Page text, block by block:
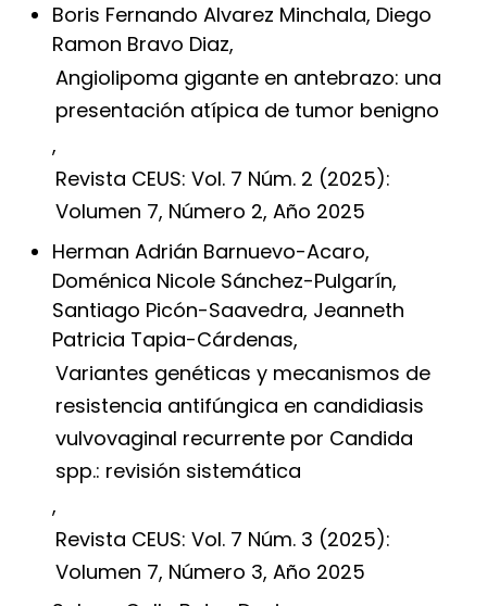
Boris Fernando Alvarez Minchala, Diego
Ramon Bravo Diaz,
Angiolipoma gigante en antebrazo: una
presentación atípica de tumor benigno
,
Revista CEUS: Vol. 7 Núm. 2 (2025):
Volumen 7, Número 2, Año 2025
Herman Adrián Barnuevo-Acaro,
Doménica Nicole Sánchez-Pulgarín,
Santiago Picón-Saavedra, Jeanneth
Patricia Tapia-Cárdenas,
Variantes genéticas y mecanismos de
resistencia antifúngica en candidiasis
vulvovaginal recurrente por Candida
spp.: revisión sistemática
,
Revista CEUS: Vol. 7 Núm. 3 (2025):
Volumen 7, Número 3, Año 2025